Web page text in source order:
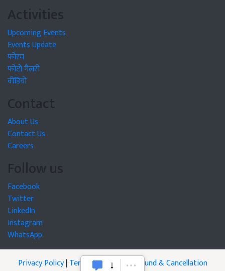
Activities
Upcoming Events
Events Update
फोरम
फोटो गैलरी
वीडियो
Contact
About Us
Contact Us
Careers
Follow us
Facebook
Twitter
LinkedIn
Instagram
WhatsApp
Privacy Policy|Terms of Service|Refund & Cancellation